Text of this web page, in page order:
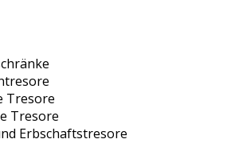
Tresore
Tresore
Erbschaftstresore